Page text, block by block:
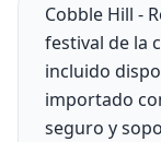
Cobble Hill -
festival de la
incluido
importado
seguro y